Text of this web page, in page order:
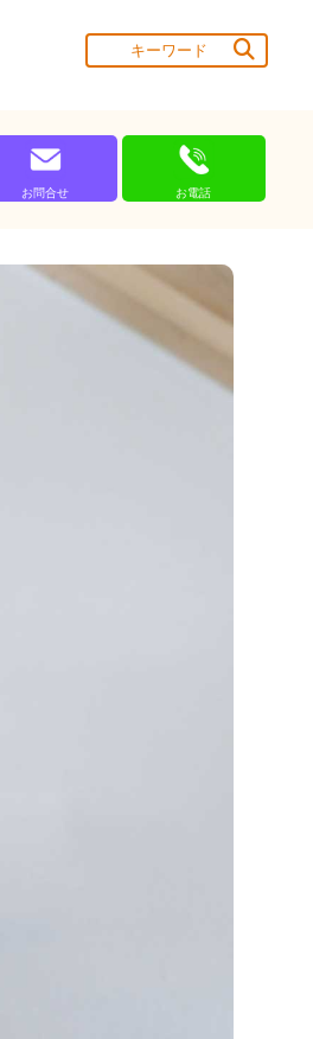
お問合せ お電話